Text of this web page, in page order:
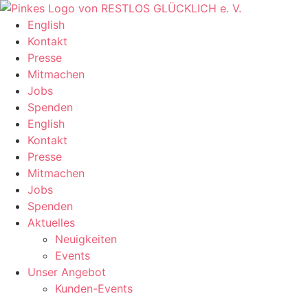
Zum
Inhalt
springen
English
Kontakt
Presse
Mitmachen
Jobs
Spenden
English
Kontakt
Presse
Mitmachen
Jobs
Spenden
Aktuelles
Neuigkeiten
Events
Unser Angebot
Kunden-Events